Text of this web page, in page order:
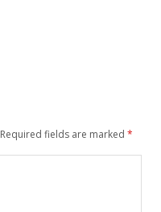
Required fields are marked *